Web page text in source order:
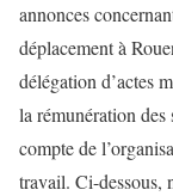
annonces
déplacement à
délégation d’actes
la rémunération
compte de
travail. Ci-dessous,